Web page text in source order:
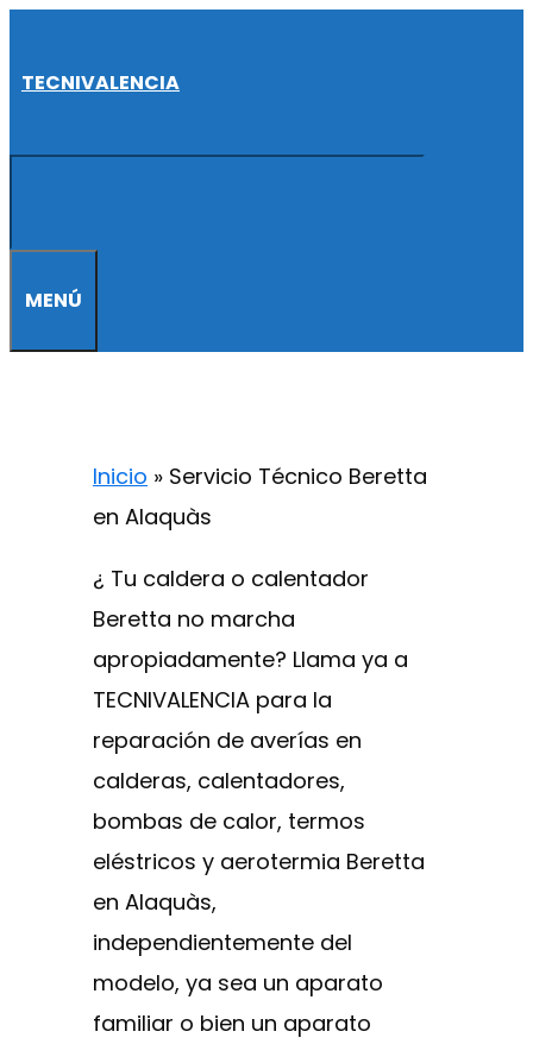
alTECNIVALENCIA
MENÚ
Inicio » Servicio Técnico Beretta
en Alaquàs
¿ Tu caldera o calentador
Beretta no marcha
apropiadamente? Llama ya a
TECNIVALENCIA para la
reparación de averías en
calderas, calentadores,
bombas de calor, termos
eléstricos y aerotermia Beretta
en Alaquàs,
independientemente del
modelo, ya sea un aparato
familiar o bien un aparato